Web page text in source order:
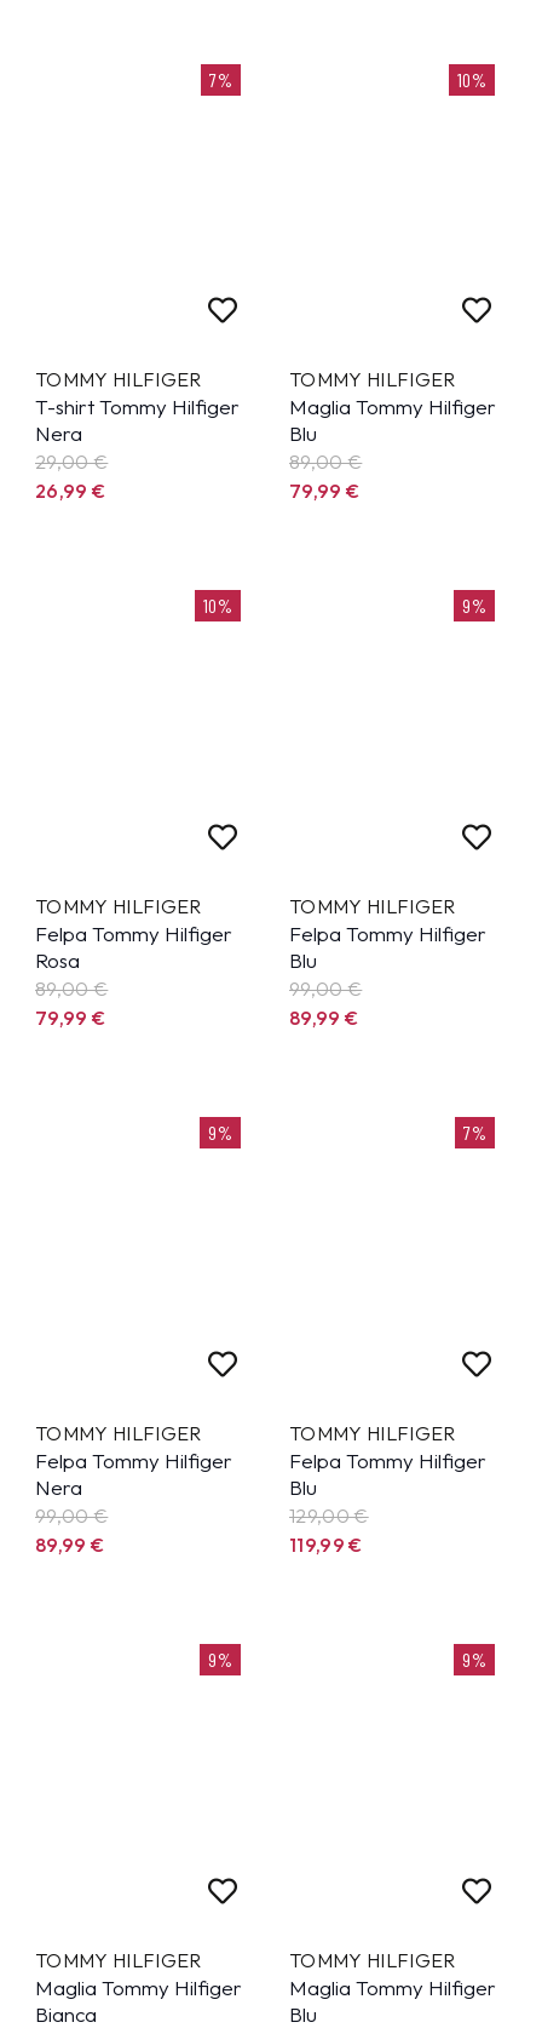
7%
TOMMY HILFIGER
T-shirt Tommy Hilfiger
Nera
29,00 €
26,99€
10%
TOMMY HILFIGER
Maglia Tommy Hilfiger
Blu
89,00 €
79,99€
10%
TOMMY HILFIGER
Felpa Tommy Hilfiger
Rosa
89,00 €
79,99€
9%
TOMMY HILFIGER
Felpa Tommy Hilfiger
Blu
99,00 €
89,99€
9%
TOMMY HILFIGER
Felpa Tommy Hilfiger
Nera
99,00 €
89,99€
7%
TOMMY HILFIGER
Felpa Tommy Hilfiger
Blu
129,00 €
119,99€
9%
TOMMY HILFIGER
Maglia Tommy Hilfiger
Bianca
9%
TOMMY HILFIGER
Maglia Tommy Hilfiger
Blu